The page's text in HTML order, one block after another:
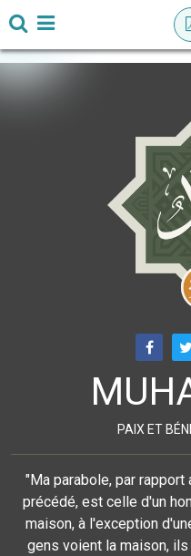
PAIX ET
"Ma parabole, par
précédé, est celle d'un
maison, à l'exception
gens voient la maison,